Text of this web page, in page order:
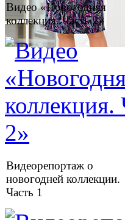
Видео «Новогодняя
коллекция. Часть 2»
Видеорепортаж о
новогодней коллекции.
Часть 1